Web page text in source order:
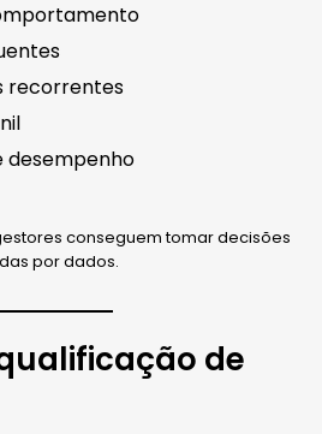
recorrentes
desempenho
conseguem tomar decisões
por dados.
de